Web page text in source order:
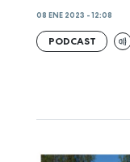
08 ENE 2023 - 12:08
PODCAST